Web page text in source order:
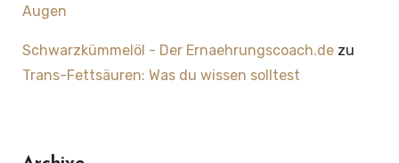
Augen
Schwarzkümmelöl - Der Ernaehrungscoach.dezu
Trans-Fettsäuren: Was du wissen solltest